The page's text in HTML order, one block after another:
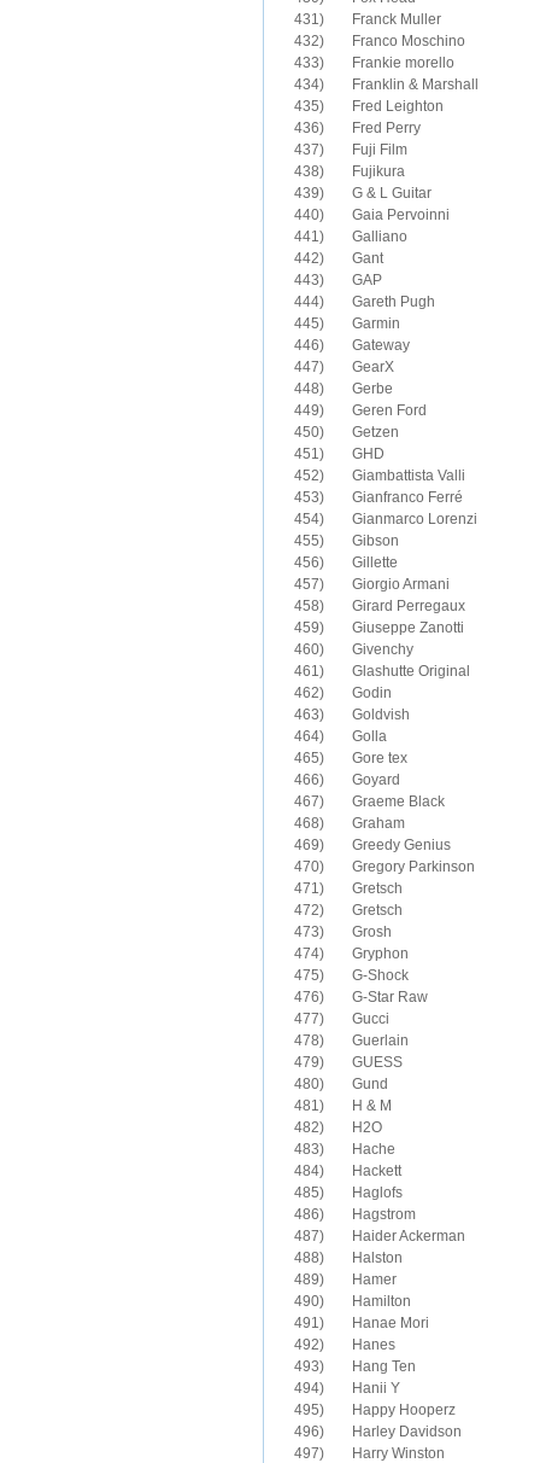
431)	Franck Muller
432)	Franco Moschino
433)	Frankie morello
434)	Franklin & Marshall
435)	Fred Leighton
436)	Fred Perry
437)	Fuji Film
439)	G & L Guitar
440)	Gaia Pervoinni
441)	Galliano
442)	Gant
443)	GAP
444)	Gareth Pugh
445)	Garmin
446)	Gateway
447)	GearX
448)	Gerbe
449)	Geren Ford
450)	Getzen
451)	GHD
452)	Giambattista Valli
453)	Gianfranco Ferré
454)	Gianmarco Lorenzi
455)	Gibson
456)	Gillette
457)	Giorgio Armani
458)	Girard Perregaux
459)	Giuseppe Zanotti
460)	Givenchy
461)	Glashutte Original
462)	Godin
463)	Goldvish
464)	Golla
465)	Gore tex
466)	Goyard
467)	Graeme Black
468)	Graham
469)	Greedy Genius
470)	Gregory Parkinson
471)	Gretsch
472)	Gretsch
473)	Grosh
474)	Gryphon
475)	G-Shock
476)	G-Star Raw
477)	Gucci
478)	Guerlain
479)	GUESS
481)	H & M
482)	H2O
483)	Hache
484)	Hackett
485)	Haglofs
486)	Hagstrom
487)	Haider Ackerman
488)	Halston
489)	Hamer
490)	Hamilton
491)	Hanae Mori
492)	Hanes
493)	Hang Ten
494)	Hanii Y
495)	Happy Hooperz
496)	Harley Davidson
497)	Harry Winston